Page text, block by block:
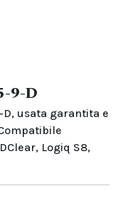
9-D
D, usata garantita e
Logiq S8,